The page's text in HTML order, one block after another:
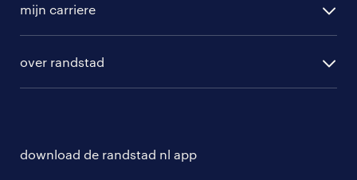
randstad professional
randstad digital
hr-diensten
branches
tarieven
mijn carriere
over randstad
download de randstad nl app